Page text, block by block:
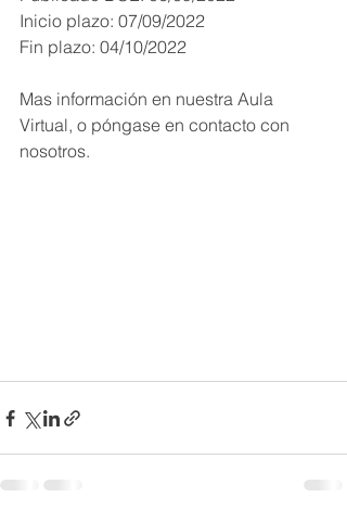
Inicio plazo: 07/09/2022
Fin plazo: 04/10/2022
Mas información en nuestra Aula
Virtual, o póngase en contacto con
nosotros.